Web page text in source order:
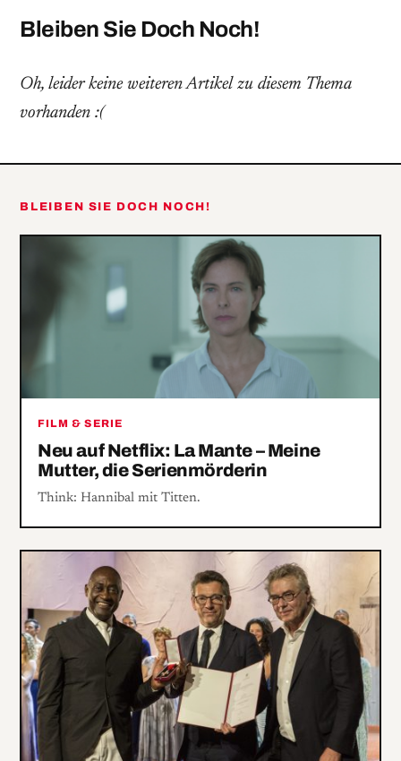
Bleiben Sie Doch Noch!
Oh, leider keine weiteren Artikel zu diesem Thema
vorhanden :(
BLEIBEN SIE DOCH NOCH!
FILM & SERIE
Neu auf Netflix: La Mante – Meine
Mutter, die Serienmörderin
Think: Hannibal mit Titten.